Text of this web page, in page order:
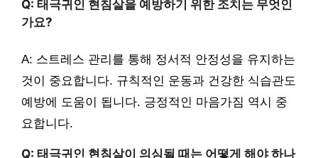
Q: 태극귀인 현침살을 예방하기 위한 조치는 무엇인
가요?
A: 스트레스 관리를 통해 정서적 안정성을 유지하는
것이 중요합니다. 규칙적인 운동과 건강한 식습관도
예방에 도움이 됩니다. 긍정적인 마음가짐 역시 중
요합니다.
Q: 태극귀인 현침살이 의심될 때는 어떻게 해야 하나